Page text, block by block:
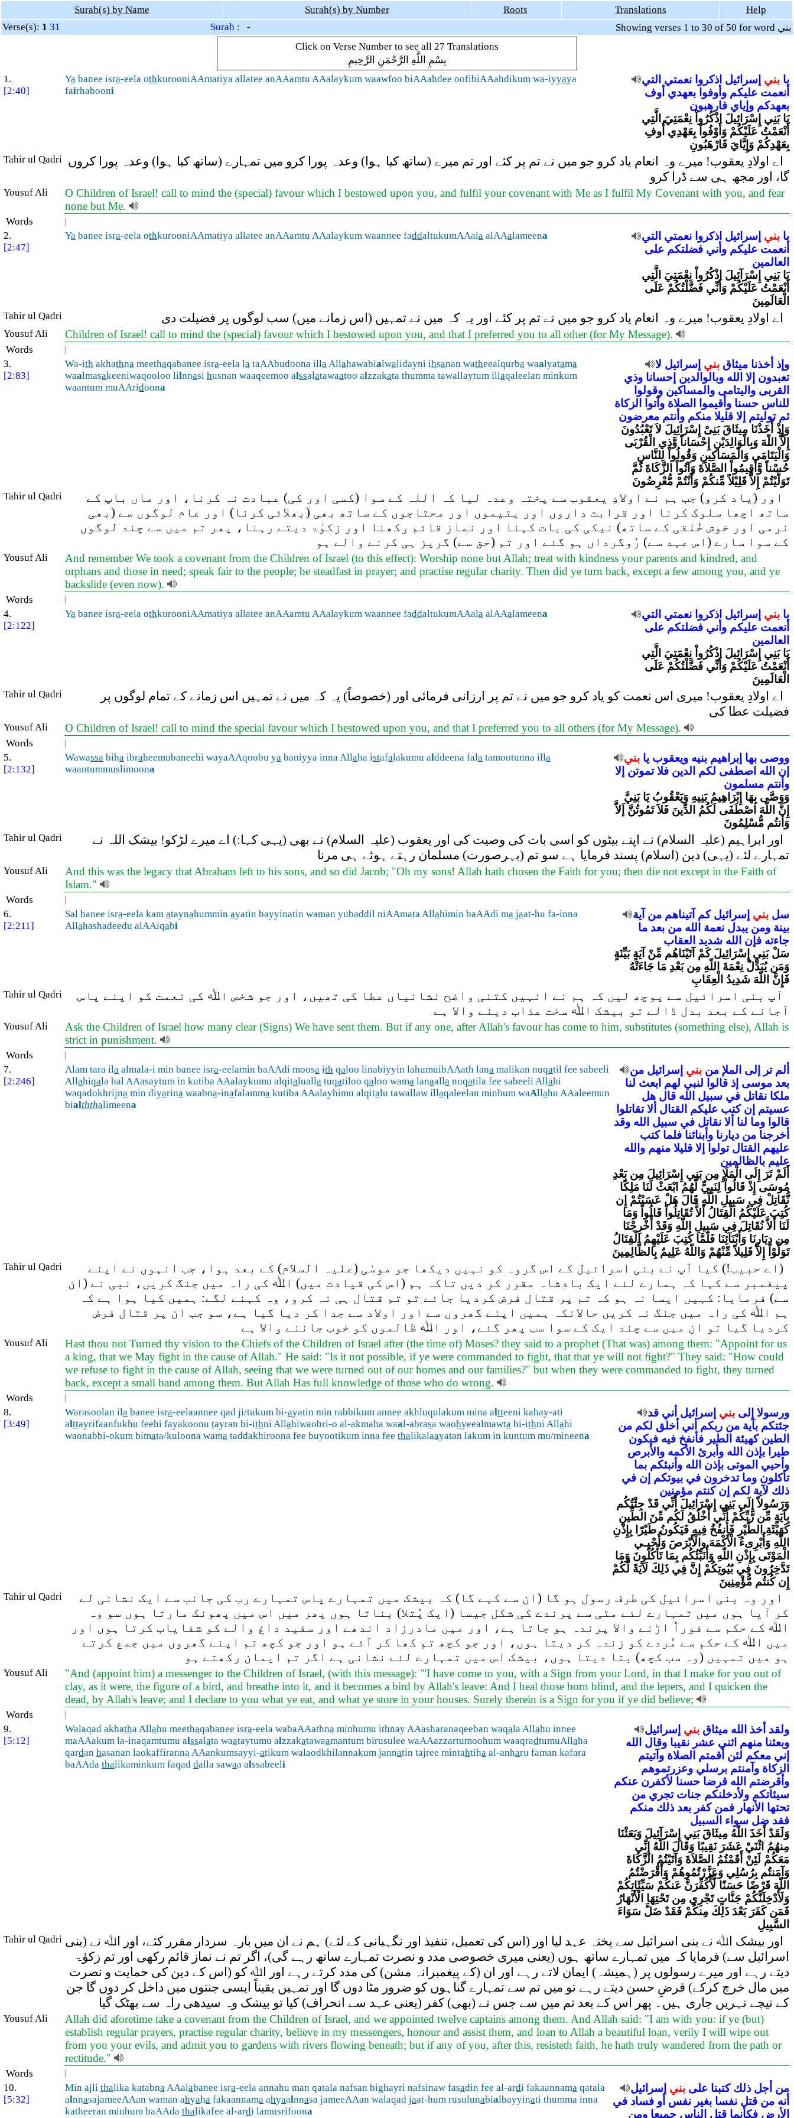
Surah(s) by Name Surah(s) by Number Roots Translations
Help
Verse(s): 1 31 Surah : -
Showing verses 1 to 30 of 50 for word بني
Click on Verse Number to see all 27 Translations
بِسْمِ اللَّهِ الرَّحْمَنِ الرَّحِيمِ
1.
[2:40]
Ya banee isra-eela othkurooniAAmatiya allatee anAAamtu AAalaykum waawfoo biAAahdee oofibiAAahdikum wa-iyyaya
fairhabooni
يا بني إسرائيل اذكروا نعمتي التي
أنعمت عليكم وأوفوا بعهدي أوف
بعهدكم وإياي فارهبون
يَا بَنِي إِسْرَائِيلَ اذْكُرُواْ نِعْمَتِيَ الَّتِي
أَنْعَمْتُ عَلَيْكُمْ وَأَوْفُواْ بِعَهْدِي أُوفِ
بِعَهْدِكُمْ وَإِيَّايَ فَارْهَبُونِ
Tahir ul Qadri اے اولادِ یعقوب! میرے وہ انعام یاد کرو جو میں نے تم پر کئے اور تم میرے (ساتھ کیا ہوا) وعدہ پورا کرو میں تمہارے (ساتھ کیا ہوا) وعدہ پورا کروں
گا، اور مجھ ہی سے ڈرا کرو
Yousuf Ali
O Children of Israel! call to mind the (special) favour which I bestowed upon you, and fulfil your covenant with Me as I fulfil My Covenant with you, and fear
none but Me.
Words |
2.
[2:47]
Ya banee isra-eela othkurooniAAmatiya allatee anAAamtu AAalaykum waannee faddaltukumAAala alAAalameena يا بني إسرائيل اذكروا نعمتي التي
أنعمت عليكم وأني فضلتكم على
العالمين
يَا بَنِي إِسْرَآئِيلَ اذْكُرُواْ نِعْمَتِيَ الَّتِي
أَنْعَمْتُ عَلَيْكُمْ وَأَنِّي فَضَّلْتُكُمْ عَلَى
الْعَالَمِينَ
Tahir ul Qadri اے اولادِ یعقوب! میرے وہ انعام یاد کرو جو میں نے تم پر کئے اور یہ کہ میں نے تمہیں (اس زمانے میں) سب لوگوں پر فضیلت دی
Yousuf Ali Children of Israel! call to mind the (special) favour which I bestowed upon you, and that I preferred you to all other (for My Message).
Words |
3.
[2:83]
Wa-ith akhathna meethaqabanee isra-eela la taAAbudoona illaAllahawabialwalidayni ihsanan watheealqurba waalyatama
waalmasakeeniwaqooloo lilnnasi husnan waaqeemoo alssalatawaatoo alzzakata thumma tawallaytum illaqaleelan minkum
waantum muAAridoona
وإذ أخذنا ميثاق بني إسرائيل لا
تعبدون إلا الله وبالوالدين إحسانا وذي
القربى واليتامى والمساكين وقولوا
للناس حسنا وأقيموا الصلاة وآتوا
الزكاة
ثم توليتم إلا قليلا منكم وأنتم معرضون
وَإِذْ أَخَذْنَا مِيثَاقَ بَنِىْ إِسْرَائِيلَ لاَ تَعْبُدُونَ
إِلاَّ اللّهَ وَبِالْوَالِدَيْنِ إِحْسَاناً وَّذِي الْقُرْبَى
وَالْيَتَامَى وَالْمَسَاكِينِ وَقُولُواْ لِلنَّاسِ
حُسْناً وَّأَقِيمُواْ الصَّلاَةَ وَآتُواْ الزَّكَاةَ ثُمَّ
تَوَلَّيْتُمْ إِلاَّ قَلِيْلاً مِّنكُمْ وَأَنْتُمْ مُّعْرِضُونَ
Tahir ul Qadri
اور (یاد کرو) جب ہم نے اولادِ یعقوب سے پختہ وعدہ لیا کہ اللہ کے سوا (کسی اور کی) عبادت نہ کرنا، اور ماں باپ کے
ساتھ اچھا سلوک کرنا اور قرابت داروں اور یتیموں اور محتاجوں کے ساتھ بھی (بھلائی کرنا) اور عام لوگوں سے (بھی
نرمی اور خوش خُلقی کے ساتھ) نیکی کی بات کہنا اور نماز قائم رکھنا اور زکوٰۃ دیتے رہنا، پھر تم میں سے چند لوگوں
کے سوا سارے (اس عہد سے) رُوگرداں ہو گئے اور تم (حق سے) گریز ہی کرنے والے ہو
Yousuf Ali
And remember We took a covenant from the Children of Israel (to this effect): Worship none but Allah; treat with kindness your parents and kindred, and
orphans and those in need; speak fair to the people; be steadfast in prayer; and practise regular charity. Then did ye turn back, except a few among you, and ye
backslide (even now).
Words |
4.
[2:122]
Ya banee isra-eela othkurooniAAmatiya allatee anAAamtu AAalaykum waannee faddaltukumAAala alAAalameena يا بني إسرائيل اذكروا نعمتي التي
أنعمت عليكم وأني فضلتكم على
العالمين
يَا بَنِي إِسْرَائِيلَ اذْكُرُواْ نِعْمَتِيَ الَّتِي
أَنْعَمْتُ عَلَيْكُمْ وَأَنِّي فَضَّلْتُكُمْ عَلَى
الْعَالَمِينَ
Tahir ul Qadri
اے اولادِ یعقوب! میری اس نعمت کو یاد کرو جو میں نے تم پر ارزانی فرمائی اور (خصوصاً) یہ کہ میں نے تمہیں اس زمانے کے تمام لوگوں پر
فضیلت عطا کی
Yousuf Ali O Children of Israel! call to mind the special favour which I bestowed upon you, and that I preferred you to all others (for My Message).
Words |
5.
[2:132]
Wawassa biha ibraheemubaneehi wayaAAqoobu ya baniyya inna Allaha istafalakumu alddeena fala tamootunna illa
waantummuslimoona
ووصى بها إبراهيم بنيه ويعقوب يا بني
إن الله اصطفى لكم الدين فلا تموتن إلا
وأنتم مسلمون
وَوَصَّى بِهَا إِبْرَاهِيمُ بَنِيهِ وَيَعْقُوبُ يَا بَنِيَّ
إِنَّ اللّهَ اصْطَفَى لَكُمُ الدِّينَ فَلاَ تَمُوتُنَّ إَلاَّ
وَأَنتُم مُّسْلِمُونَ
Tahir ul Qadri
اور ابراہیم (علیہ السلام) نے اپنے بیٹوں کو اسی بات کی وصیت کی اور یعقوب (علیہ السلام) نے بھی (یہی کہا:) اے میرے لڑکو! بیشک اللہ نے
تمہارے لئے (یہی) دین (اسلام) پسند فرمایا ہے سو تم (بہرصورت) مسلمان رہتے ہوئے ہی مرنا
Yousuf Ali
And this was the legacy that Abraham left to his sons, and so did Jacob; "Oh my sons! Allah hath chosen the Faith for you; then die not except in the Faith of
Islam."
Words |
6.
[2:211]
Sal banee isra-eela kam ataynahummin ayatin bayyinatin waman yubaddil niAAmata Allahimin baAAdi ma jaat-hu fa-inna
Allahashadeedu alAAiqabi
سل بني إسرائيل كم آتيناهم من آية
بينة ومن يبدل نعمة الله من بعد ما
جاءته فإن الله شديد العقاب
سَلْ بَنِي إِسْرَائِيلَ كَمْ آتَيْنَاهُم مِّنْ آيَةٍ بَيِّنَةٍ
وَمَن يُبَدِّلْ نِعْمَةَ اللّهِ مِن بَعْدِ مَا جَاءَتْهُ
فَإِنَّ اللّهَ شَدِيدُ الْعِقَابِ
Tahir ul Qadri
آپ بنی اسرائیل سے پوچھ لیں کہ ہم نے انہیں کتنی واضح نشانیاں عطا کی تھیں، اور جو شخص اﷲ کی نعمت کو اپنے پاس
آجانے کے بعد بدل ڈالے تو بیشک اﷲ سخت عذاب دینے والا ہے
Yousuf Ali
Ask the Children of Israel how many clear (Signs) We have sent them. But if any one, after Allah's favour has come to him, substitutes (something else), Allah is
strict in punishment.
Words |
7.
[2:246]
Alam tara ila almala-i min banee isra-eelamin baAAdi moosa ith qaloo linabiyyin lahumuibAAath lana malikan nuqatil fee sabeeli
Allahiqala hal AAasaytum in kutiba AAalaykumu alqitalualla tuqatiloo qaloo wama lanaalla nuqatila fee sabeeli Allahi
waqadokhrijna min diyarina waabna-inafalamma kutiba AAalayhimu alqitalu tawallaw illaqaleelan minhum waAllahu AAaleemun
bialththalimeena
ألم تر إلى الملإ من بني إسرائيل من
بعد موسى إذ قالوا لنبي لهم ابعث لنا
ملكا نقاتل في سبيل الله قال هل
عسيتم إن كتب عليكم القتال ألا تقاتلوا
قالوا وما لنا ألا نقاتل في سبيل الله وقد
أخرجنا من ديارنا وأبنائنا فلما كتب
عليهم
القتال تولوا إلا قليلا منهم والله
عليم بالظالمين
أَلَمْ تَرَ إِلَى الْمَلَإِ مِن بَنِي إِسْرَائِيلَ مِن بَعْدِ
مُوسَى إِذْ قَالُواْ لِنَبِيٍّ لَّهُمُ ابْعَثْ لَنَا مَلِكًا
نُّقَاتِلْ فِي سَبِيلِ اللّهِ قَالَ هَلْ عَسَيْتُمْ إِن
كُتِبَ عَلَيْكُمُ الْقِتَالُ أَلاَّ تُقَاتِلُواْ قَالُواْ وَمَا
لَنَا أَلاَّ نُقَاتِلَ فِي سَبِيلِ اللّهِ وَقَدْ أُخْرِجْنَا
مِن دِيَارِنَا وَأَبْنَآئِنَا فَلَمَّا كُتِبَ عَلَيْهِمُ الْقِتَالُ
تَوَلَّوْاْ إِلاَّ قَلِيلاً مِّنْهُمْ وَاللّهُ عَلِيمٌ بِالظَّالِمِينَ
Tahir ul Qadri
(اے حبیب!) کیا آپ نے بنی اسرائیل کے اس گروہ کو نہیں دیکھا جو موسٰی (علیہ السلام) کے بعد ہوا، جب انہوں نے اپنے
پیغمبر سے کہا کہ ہمارے لئے ایک بادشاہ مقرر کر دیں تاکہ ہم (اس کی قیادت میں) اﷲ کی راہ میں جنگ کریں، نبی نے (ان
سے) فرمایا: کہیں ایسا نہ ہو کہ تم پر قتال فرض کردیا جائے تو تم قتال ہی نہ کرو، وہ کہنے لگے: ہمیں کیا ہوا ہے کہ
ہم اﷲ کی راہ میں جنگ نہ کریں حالانکہ ہمیں اپنے گھروں سے اور اولاد سے جدا کر دیا گیا ہے، سو جب ان پر قتال فرض
کردیا گیا تو ان میں سے چند ایک کے سوا سب پھر گئے، اور اﷲ ظالموں کو خوب جاننے والا ہے
Yousuf Ali
Hast thou not Turned thy vision to the Chiefs of the Children of Israel after (the time of) Moses? they said to a prophet (That was) among them: "Appoint for us
a king, that we May fight in the cause of Allah." He said: "Is it not possible, if ye were commanded to fight, that that ye will not fight?" They said: "How could
we refuse to fight in the cause of Allah, seeing that we were turned out of our homes and our families?" but when they were commanded to fight, they turned
back, except a small band among them. But Allah Has full knowledge of those who do wrong.
Words |
8.
[3:49]
Warasoolan ila banee isra-eelaannee qad ji/tukum bi-ayatin min rabbikum annee akhluqulakum mina altteeni kahay-ati
alttayrifaanfukhu feehi fayakoonu tayran bi-ithni Allahiwaobri-o al-akmaha waal-abrasa waohyeealmawta bi-ithni Allahi
waonabbi-okum bimata/kuloona wama taddakhiroona fee buyootikum inna fee thalikalaayatan lakum in kuntum mu/mineena
ورسولا إلى بني إسرائيل أني قد
جئتكم بآية من ربكم أني أخلق لكم من
الطين كهيئة الطير فأنفخ فيه فيكون
طيرا
بإذن الله وأبرئ الأكمه والأبرص
وأحيي الموتى بإذن الله وأنبئكم بما
تأكلون وما تدخرون في بيوتكم إن في
ذلك لآية لكم إن كنتم مؤمنين
وَرَسُولاً إِلَى بَنِي إِسْرَائِيلَ أَنِّي قَدْ جِئْتُكُم
بِآيَةٍ مِّن رَّبِّكُمْ أَنِّي أَخْلُقُ لَكُم مِّنَ الطِّينِ
كَهَيْئَةِ الطَّيْرِ فَأَنفُخُ فِيهِ فَيَكُونُ طَيْرًا بِإِذْنِ
اللّهِ وَأُبْرِىءُ الْأَكْمَهَ والْأَبْرَصَ وَأُحْيِـي
الْمَوْتَى بِإِذْنِ اللّهِ وَأُنَبِّئُكُم بِمَا تَأْكُلُونَ وَمَا
تَدَّخِرُونَ فِي بُيُوتِكُمْ إِنَّ فِي ذَلِكَ لَآيَةً لَّكُمْ
إِن كُنتُم مُّؤْمِنِينَ
Tahir ul Qadri
اور وہ بنی اسرائیل کی طرف رسول ہو گا (ان سے کہے گا) کہ بیشک میں تمہارے پاس تمہارے رب کی جانب سے ایک نشانی لے
کر آیا ہوں میں تمہارے لئے مٹی سے پرندے کی شکل جیسا (ایک پُتلا) بناتا ہوں پھر میں اس میں پھونک مارتا ہوں سو وہ
اﷲ کے حکم سے فوراً اڑنے والا پرندہ ہو جاتا ہے، اور میں مادرزاد اندھے اور سفید داغ والے کو شفایاب کرتا ہوں اور
میں اﷲ کے حکم سے مُردے کو زندہ کر دیتا ہوں، اور جو کچھ تم کھا کر آئے ہو اور جو کچھ تم اپنے گھروں میں جمع کرتے
ہو میں تمہیں (وہ سب کچھ) بتا دیتا ہوں، بیشک اس میں تمہارے لئے نشانی ہے اگر تم ایمان رکھتے ہو
Yousuf Ali
"And (appoint him) a messenger to the Children of Israel, (with this message): "'I have come to you, with a Sign from your Lord, in that I make for you out of
clay, as it were, the figure of a bird, and breathe into it, and it becomes a bird by Allah's leave: And I heal those born blind, and the lepers, and I quicken the
dead, by Allah's leave; and I declare to you what ye eat, and what ye store in your houses. Surely therein is a Sign for you if ye did believe;
Words |
9.
[5:12]
Walaqad akhatha Allahu meethaqabanee isra-eela wabaAAathna minhumu ithnay AAasharanaqeeban waqala Allahu innee
maAAakum la-inaqamtumu alssalata waataytumu alzzakatawaamantum birusulee waAAazzartumoohum waaqradtumuAllaha
qardan hasanan laokaffiranna AAankumsayyi-atikum walaodkhilannakum jannatin tajree mintahtiha al-anharu faman kafara
baAAda thalikaminkum faqad dalla sawaa alssabeeli
ولقد أخذ الله ميثاق بني إسرائيل
وبعثنا منهم اثني عشر نقيبا وقال الله
إني معكم لئن أقمتم الصلاة وآتيتم
الزكاة وآمنتم برسلي وعزرتموهم
وأقرضتم
الله قرضا حسنا لأكفرن عنكم
سيئاتكم ولأدخلنكم جنات تجري من
تحتها الأنهار فمن كفر بعد ذلك منكم
فقد ضل سواء السبيل
وَلَقَدْ أَخَذَ اللّهُ مِيثَاقَ بَنِي إِسْرَآئِيلَ وَبَعَثْنَا
مِنهُمُ اثْنَيْ عَشَرَ نَقِيبًا وَقَالَ اللّهُ إِنِّي
مَعَكُمْ لَئِنْ أَقَمْتُمُ الصَّلاَةَ وَآتَيْتُمُ الزَّكَاةَ
وَآمَنتُم بِرُسُلِي وَعَزَّرْتُمُوهُمْ وَأَقْرَضْتُمُ
اللّهَ قَرْضًا حَسَنًا لَّأُكَفِّرَنَّ عَنكُمْ سَيِّئَاتِكُمْ
وَلَأُدْخِلَنَّكُمْ جَنَّاتٍ تَجْرِي مِن تَحْتِهَا الْأَنْهَارُ
فَمَن كَفَرَ بَعْدَ ذَلِكَ مِنكُمْ فَقَدْ ضَلَّ سَوَاءَ
السَّبِيلِ
Tahir ul Qadri اور بیشک اﷲ نے بنی اسرائیل سے پختہ عہد لیا اور (اس کی تعمیل، تنفیذ اور نگہبانی کے لئے) ہم نے ان میں بارہ سردار مقرر کئے، اور اﷲ نے (بنی
اسرائیل سے) فرمایا کہ میں تمہارے ساتھ ہوں (یعنی میری خصوصی مدد و نصرت تمہارے ساتھ رہے گی)، اگر تم نے نماز قائم رکھی اور تم زکوٰۃ
دیتے رہے اور میرے رسولوں پر (ہمیشہ) ایمان لاتے رہے اور ان (کے پیغمبرانہ مشن) کی مدد کرتے رہے اور اﷲ کو (اس کے دین کی حمایت و نصرت
میں مال خرچ کرکے) قرضِ حسن دیتے رہے تو میں تم سے تمہارے گناہوں کو ضرور مٹا دوں گا اور تمہیں یقیناً ایسی جنتوں میں داخل کر دوں گا جن
کے نیچے نہریں جاری ہیں۔ پھر اس کے بعد تم میں سے جس نے (بھی) کفر (یعنی عہد سے انحراف) کیا تو بیشک وہ سیدھی راہ سے بھٹک گیا
Yousuf Ali
Allah did aforetime take a covenant from the Children of Israel, and we appointed twelve captains among them. And Allah said: "I am with you: if ye (but)
establish regular prayers, practise regular charity, believe in my messengers, honour and assist them, and loan to Allah a beautiful loan, verily I will wipe out
from you your evils, and admit you to gardens with rivers flowing beneath; but if any of you, after this, resisteth faith, he hath truly wandered from the path or
rectitude."
Words |
10.
[5:32]
Min ajli thalika katabnaAAalabanee isra-eela annahu man qatala nafsan bighayri nafsinaw fasadin fee al-ardi fakaannama qatala
alnnasajameeAAan waman ahyaha fakaannama ahyaalnnasa jameeAAan walaqad jaat-hum rusulunabialbayyinati thumma inna
katheeran minhum baAAda thalikafee al-ardi lamusrifoona
من أجل ذلك كتبنا على بني إسرائيل
أنه من قتل نفسا بغير نفس أو فساد في
الأرض فكأنما قتل الناس جميعا ومن